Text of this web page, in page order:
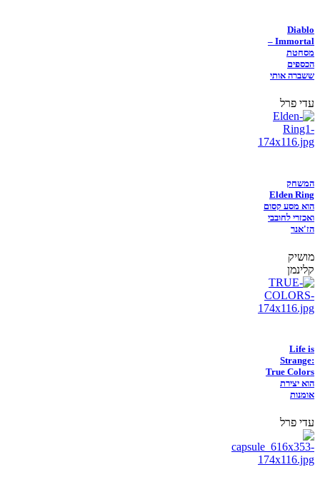
Diablo
Immortal –
מסחטת
הכספים
ששברה אותי
עדי פרל
המשחק
Elden Ring
הוא מסע קסום
ואכזרי לחובבי
הז'אנר
מושיק
קלינמן
Life is
Strange:
True Colors
הוא יצירת
אומנות
עדי פרל